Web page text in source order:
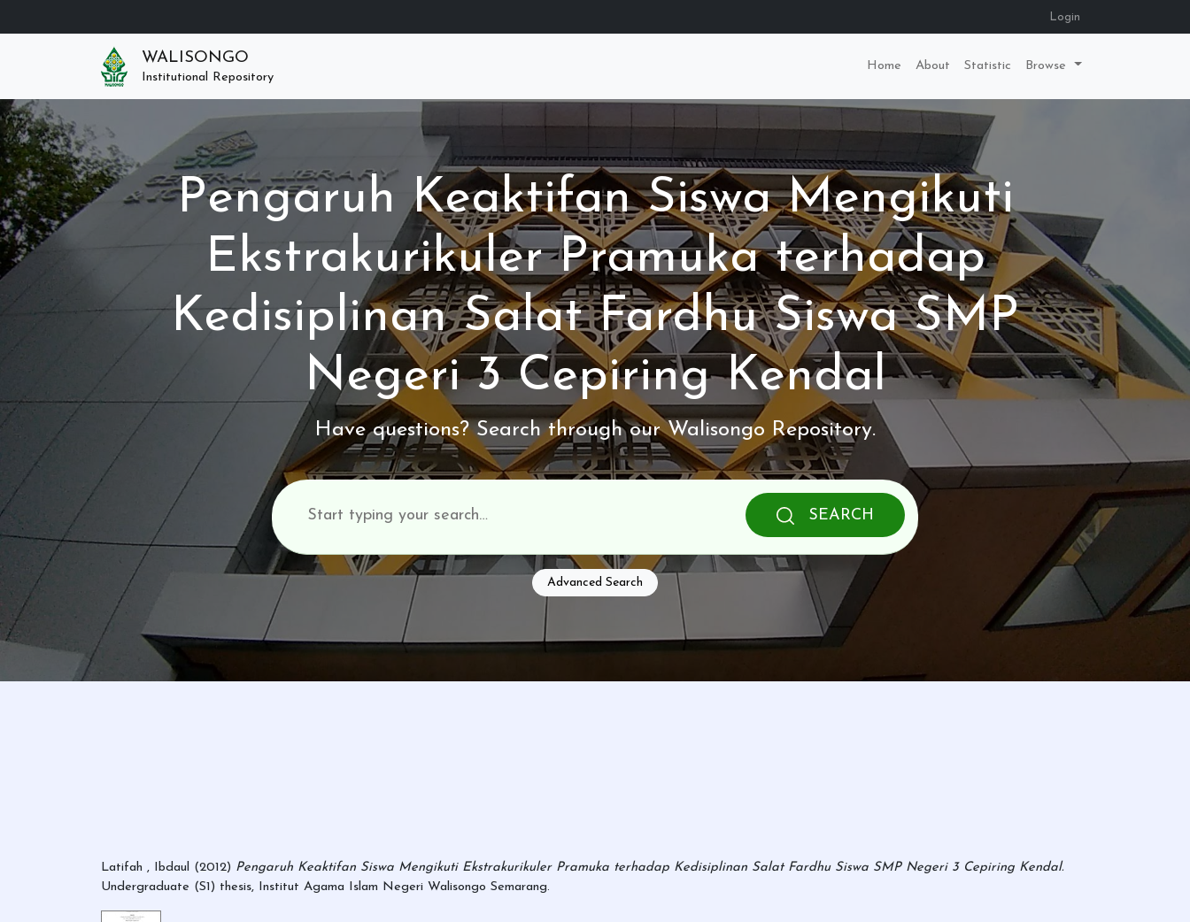
Login
WALISONGO
Institutional Repository
Home About Statistic Browse
Pengaruh Keaktifan Siswa Mengikuti
Ekstrakurikuler Pramuka terhadap
Kedisiplinan Salat Fardhu Siswa SMP
Negeri 3 Cepiring Kendal
Have questions? Search through our Walisongo Repository.
SEARCH
Advanced Search
Latifah , Ibdaul (2012) Pengaruh Keaktifan Siswa Mengikuti Ekstrakurikuler Pramuka terhadap Kedisiplinan Salat Fardhu Siswa SMP Negeri 3 Cepiring Kendal.
Undergraduate (S1) thesis, Institut Agama Islam Negeri Walisongo Semarang.